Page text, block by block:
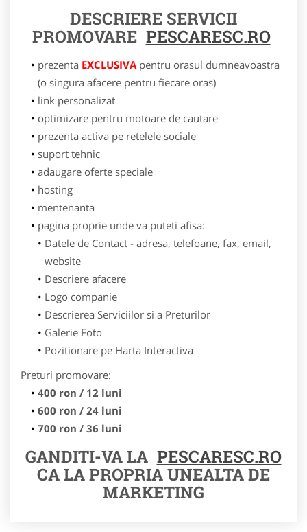
DESCRIERE SERVICII
PROMOVARE PESCARESC.RO
prezenta EXCLUSIVApentru orasul dumneavoastra
(o singura afacere pentru fiecare oras)
link personalizat
optimizare pentru motoare de cautare
prezenta activa pe retelele sociale
suport tehnic
adaugare oferte speciale
hosting
mentenanta
pagina proprie unde va puteti afisa:
Datele de Contact - adresa, telefoane, fax, email,
website
Descriere afacere
Logo companie
Descrierea Serviciilor si a Preturilor
Galerie Foto
Pozitionare pe Harta Interactiva
Preturi promovare:
400 ron / 12 luni
600 ron / 24 luni
700 ron / 36 luni
GANDITI-VA LA PESCARESC.RO
CA LA PROPRIA UNEALTA DE
MARKETING